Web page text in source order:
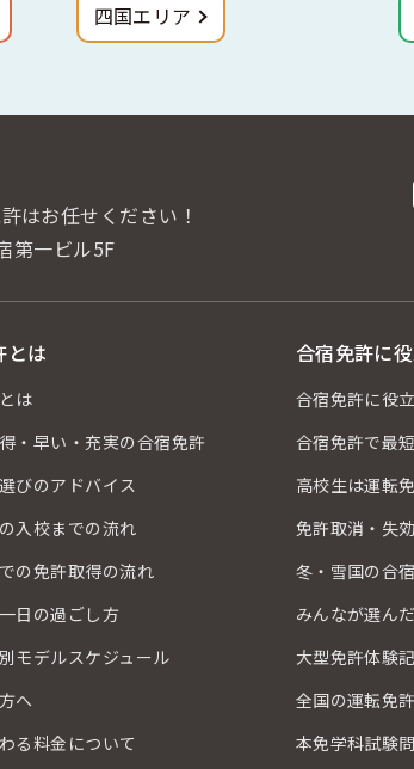
四国エリア
はお任せください！
第一ビル5F
とは
は
・早い・充実の合宿免許
びのアドバイス
入校までの流れ
の免許取得の流れ
日の過ごし方
モデルスケジュール
へ
る料金について
合宿免許に
合宿免許に役
合宿免許で最
高校生は運転
免許取消・失
冬・雪国の合
みんなが選ん
大型免許体験記
全国の運転免
本免学科試験